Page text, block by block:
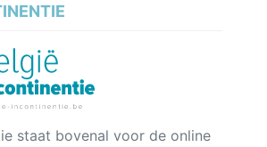
staat bovenal voor de online